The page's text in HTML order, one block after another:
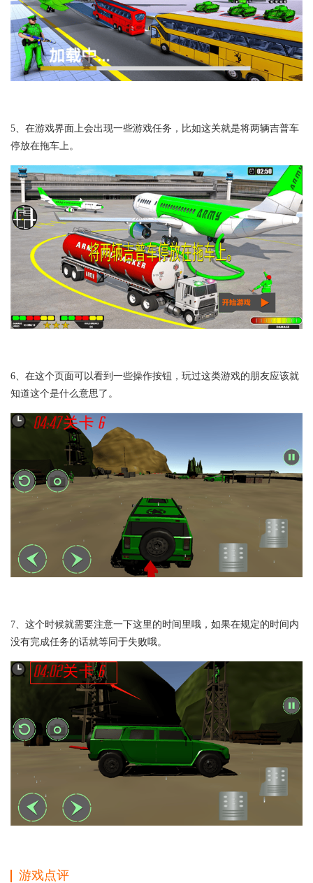
5、在游戏界面上会出现一些游戏任务，比如这关就是将两辆吉普车
停放在拖车上。
6、在这个页面可以看到一些操作按钮，玩过这类游戏的朋友应该就
知道这个是什么意思了。
7、这个时候就需要注意一下这里的时间里哦，如果在规定的时间内
没有完成任务的话就等同于失败哦。
游戏点评